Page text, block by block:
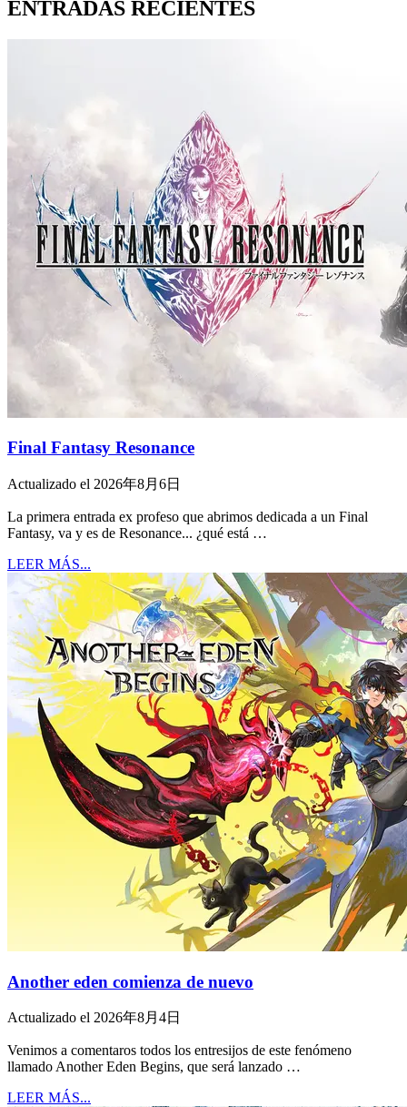
ENTRADAS RECIENTES
Final Fantasy Resonance
Actualizado el 2026年8月6日
La primera entrada ex profeso que abrimos dedicada a un Final
Fantasy, va y es de Resonance... ¿qué está …
LEER MÁS...
Another eden comienza de nuevo
Actualizado el 2026年8月4日
Venimos a comentaros todos los entresijos de este fenómeno
llamado Another Eden Begins, que será lanzado …
LEER MÁS...